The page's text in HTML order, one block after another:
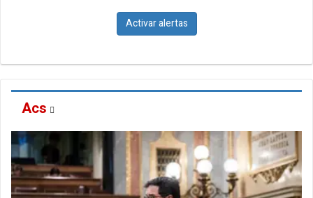
Activar alertas
Acs